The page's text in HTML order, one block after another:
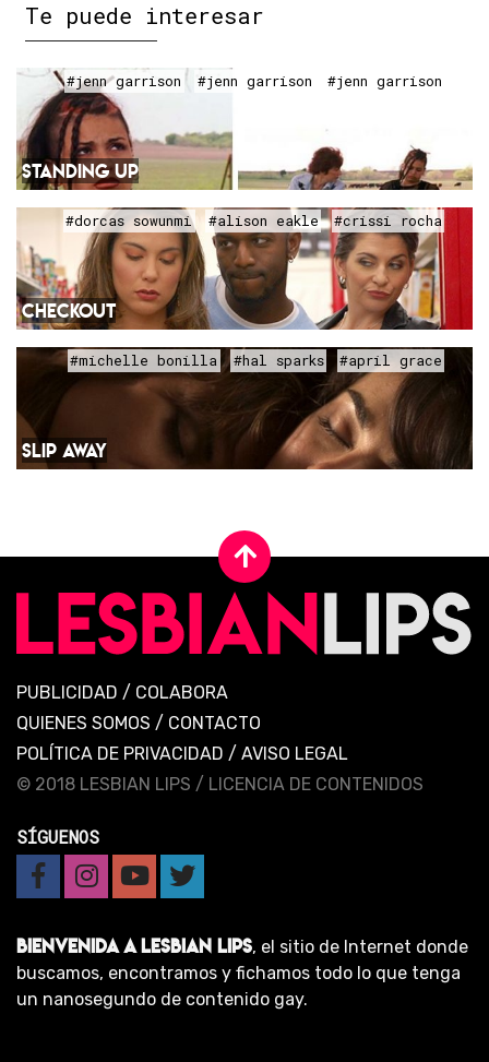
Te puede interesar
#jenn garrison #jenn garrison #jenn garrison
STANDING UP
#dorcas sowunmi #alison eakle #crissi rocha
CHECKOUT
#michelle bonilla #hal sparks #april grace
SLIP AWAY
PUBLICIDAD / COLABORA
QUIENES SOMOS / CONTACTO
POLÍTICA DE PRIVACIDAD / AVISO LEGAL
© 2018 LESBIAN LIPS / LICENCIA DE CONTENIDOS
SÍGUENOS
BIENVENIDA A LESBIAN LIPS, el sitio de Internet donde
buscamos, encontramos y fichamos todo lo que tenga
un nanosegundo de contenido gay.